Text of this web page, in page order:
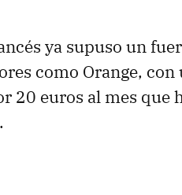
ya supuso un
como Orange, con
euros al mes que